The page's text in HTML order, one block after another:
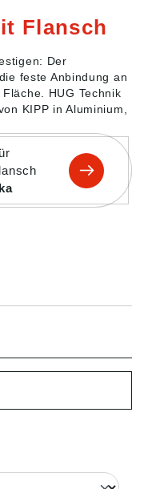
Flansch
Der
feste Anbindung an
HUG Technik
KIPP in Aluminium,